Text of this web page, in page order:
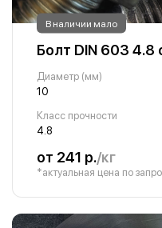
В наличии мало
Болт DIN 603 4.8
Диаметр (мм)
10
Класс прочности
4.8
от 241 р./кг
*актуальная цена по